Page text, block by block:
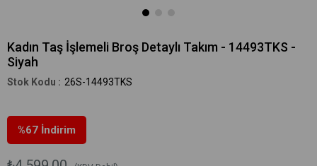
Kadın Taş İşlemeli Broş Detaylı Takım - 14493TKS -
Siyah
26S-14493TKS
%67 İndirim